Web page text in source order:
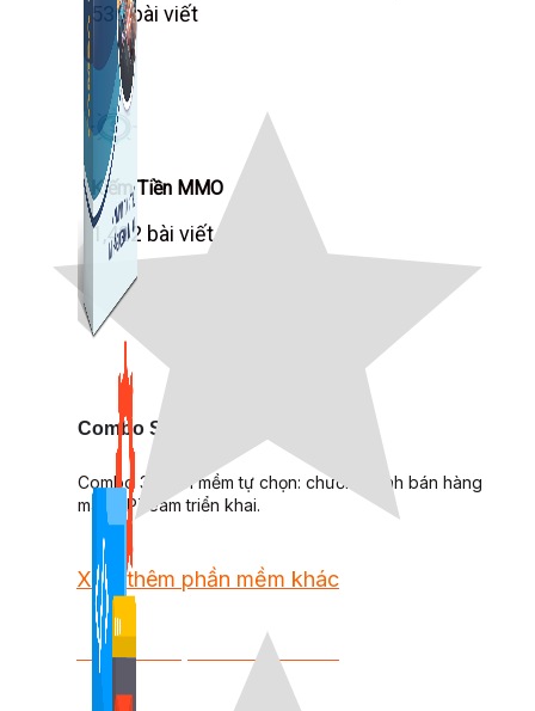
536 bài viết
Kiếm Tiền MMO
1,422 bài viết
Combo Special
Combo 3 phần mềm tự chọn: chương trình bán hàng
mà ATPTeam triển khai.
Xem thêm phần mềm khác
Xem thêm phần mềm khác